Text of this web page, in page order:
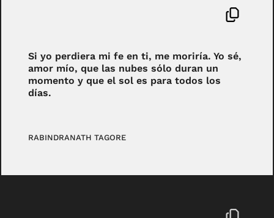
Si yo perdiera mi fe en ti, me moriría. Yo sé,
amor mío, que las nubes sólo duran un
momento y que el sol es para todos los
días.
RABINDRANATH TAGORE